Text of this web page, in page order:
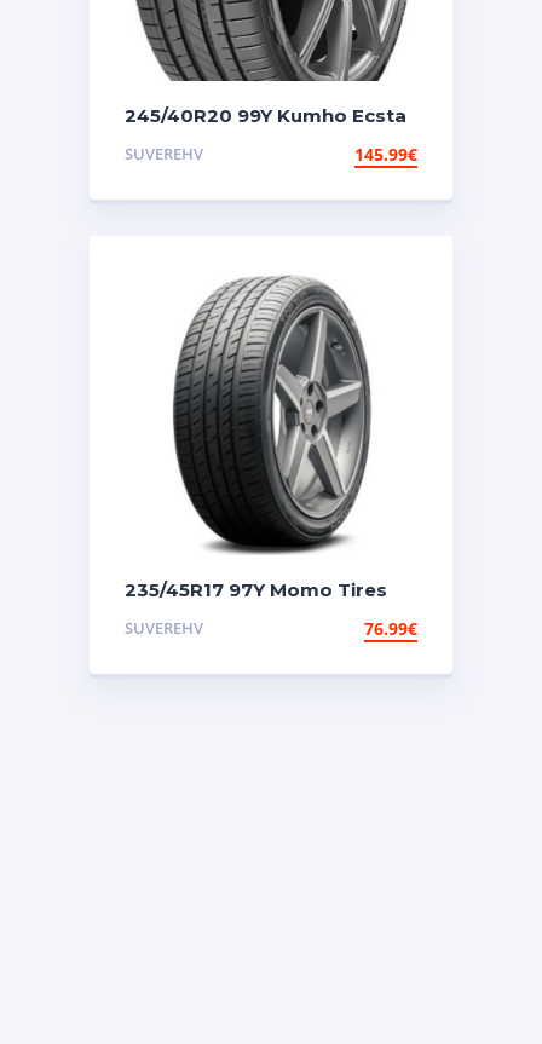
245/40R20 99Y Kumho Ecsta
SUVEREHV 145.99€
235/45R17 97Y Momo Tires
Hungary)
SUVEREHV 76.99€